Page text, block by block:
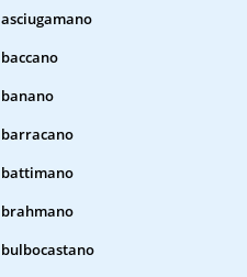
asciugamano
baccano
banano
barracano
battimano
brahmano
bulbocastano